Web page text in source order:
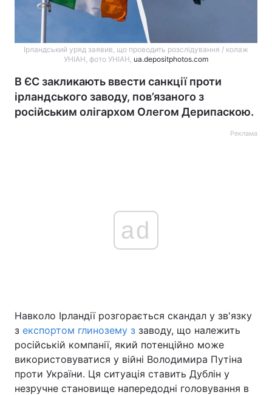
Україна Політика
Економіка Світ
Спорт Наука
Ірландський уряд заявив, що проводить розслідування / колаж
УНІАН, фото УНІАН, ua.depositphotos.com
В ЄС закликають ввести санкції проти
ірландського заводу, пов’язаного з
російським олігархом Олегом Дерипаскою.
Реклама
ad
Навколо Ірландії розгорається скандал у зв'язку
з експортом глинозему з заводу, що належить
російській компанії, який потенційно може
використовуватися у війні Володимира Путіна
проти України. Ця ситуація ставить Дублін у
незручне становище напередодні головування в